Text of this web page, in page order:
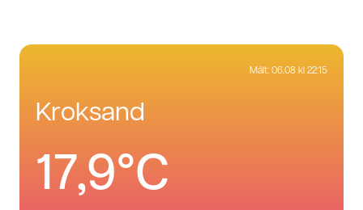
Målt: 06.08 kl 22:15
kroksand
17,9°C